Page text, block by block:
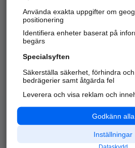
Kom igång
Alla kategorier
API & Kartor
Använda exakta uppgifter om
positionering
Identifiera enheter baserat på
begärs
Specialsyften
Säkerställa säkerhet, förhindra
bedrägerier samt åtgärda fel
Leverera och visa reklam och
Godkänn alla
Inställningar
Dataskydd